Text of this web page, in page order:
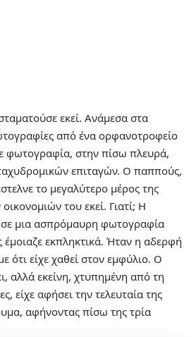
εκεί. Ανάμεσα στα
από ένα ορφανοτροφείο
φωτογραφία, στην πίσω πλευρά,
επιταγών. Ο παππούς,
το μεγαλύτερο μέρος της
του εκεί. Γιατί; Η
μια ασπρόμαυρη φωτογραφία
εκπληκτικά. Ήταν η αδερφή
ότι είχε χαθεί στον εμφύλιο. Ο
αλλά εκείνη, χτυπημένη από τη
είχε αφήσει την τελευταία της
αφήνοντας πίσω της τρία